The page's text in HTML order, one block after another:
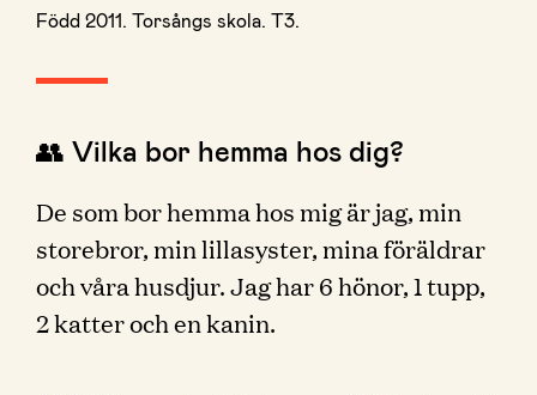
Född 2011. Torsångs skola. T3.
👥 Vilka bor hemma hos dig?
De som bor hemma hos mig är jag, min
storebror, min lillasyster, mina föräldrar
och våra husdjur. Jag har 6 hönor, 1 tupp,
2 katter och en kanin.